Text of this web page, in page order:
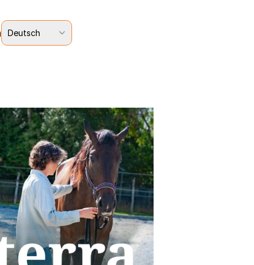
Select Language
Deutsch